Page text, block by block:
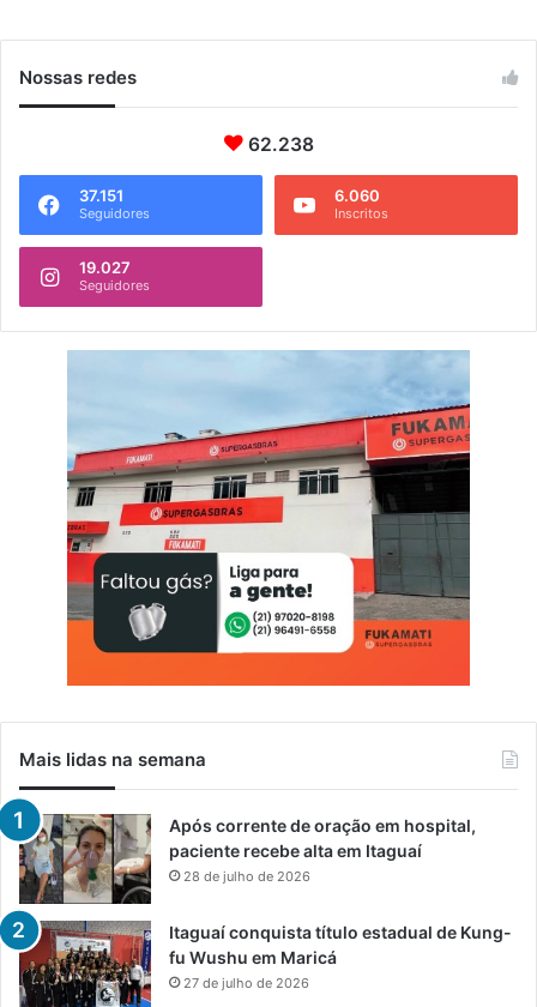
2
Nossas redes
62.238
37.151
Seguidores
6.060
Inscritos
19.027
Seguidores
Mais lidas na semana
Após corrente de oração em hospital,
paciente recebe alta em Itaguaí
28 de julho de 2026
Itaguaí conquista título estadual de Kung-
fu Wushu em Maricá
27 de julho de 2026